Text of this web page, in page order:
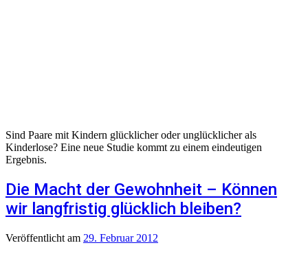
Sind Paare mit Kindern glücklicher oder unglücklicher als
Kinderlose? Eine neue Studie kommt zu einem eindeutigen
Ergebnis.
Die Macht der Gewohnheit – Können
wir langfristig glücklich bleiben?
Veröffentlicht am 29. Februar 2012